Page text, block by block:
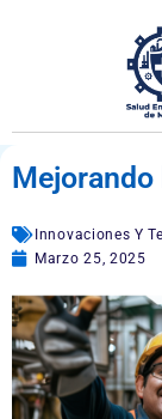
Innovaciones Y
Marzo 25, 2025